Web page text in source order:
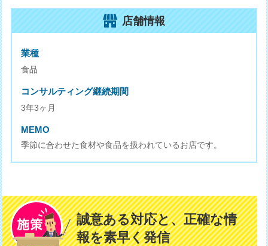
店舗情報
業種
食品
コンサルティング継続期間
3年3ヶ月
MEMO
季節に合わせた食材や食品を扱われているお店です。
誠意ある対応と、正確な情
報を素早く発信